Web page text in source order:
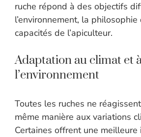
ruche répond à des objectifs
l’environnement, la philosophie
capacités de l’apiculteur.
Adaptation au climat et
l’environnement
Toutes les ruches ne
même manière aux variations
Certaines offrent une meilleure